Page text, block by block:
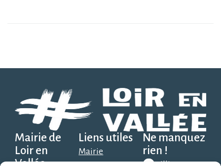
Mairie de
Loir en
Vallée
Liens utiles
Mairie
Ne manquez
rien !
Illiwap